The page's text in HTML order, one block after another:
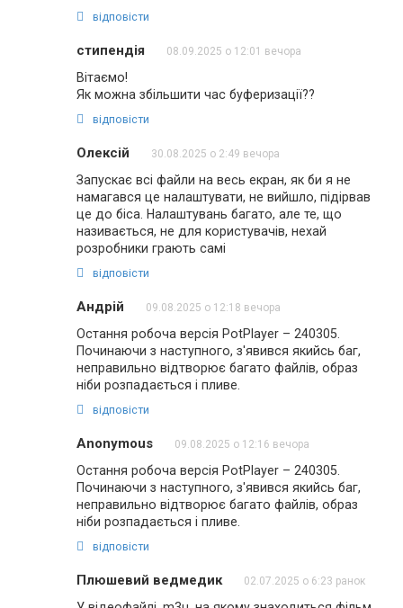
відповісти
стипендія 08.09.2025 о 12:01 вечора
Вітаємо!
Як можна збільшити час буферизації??
відповісти
Олексій 30.08.2025 о 2:49 вечора
Запускає всі файли на весь екран, як би я не
намагався це налаштувати, не вийшло, підірвав
це до біса. Налаштувань багато, але те, що
називається, не для користувачів, нехай
розробники грають самі
відповісти
Андрій 09.08.2025 о 12:18 вечора
Остання робоча версія PotPlayer – 240305.
Починаючи з наступного, з'явився якийсь баг,
неправильно відтворює багато файлів, образ
ніби розпадається і пливе.
відповісти
Anonymous 09.08.2025 о 12:16 вечора
Остання робоча версія PotPlayer – 240305.
Починаючи з наступного, з'явився якийсь баг,
неправильно відтворює багато файлів, образ
ніби розпадається і пливе.
відповісти
Плюшевий ведмедик 02.07.2025 о 6:23 ранок